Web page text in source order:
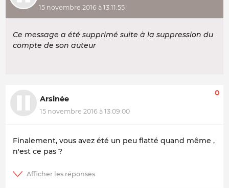
15 novembre 2016 à 13:11:55
Ce message a été supprimé suite à la suppression du
compte de son auteur
Arsinée
15 novembre 2016 à 13:09:00
0
Finalement, vous avez été un peu flatté quand même ,
n'est ce pas ?